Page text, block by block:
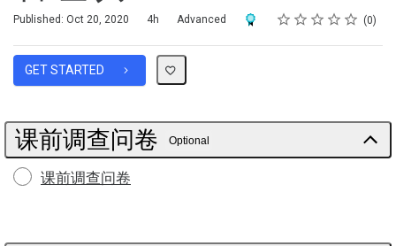
Published: Oct 20, 2020
Duration 4h
Difficulty Advanced Award For Completion
Rating
1 star
2 stars
3 stars
4 stars
5 stars
Average rating: 0 0
No reviews
GET STARTED
课前调查问卷 Optional
课前调查问卷